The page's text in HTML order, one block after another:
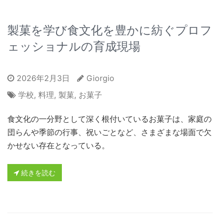
製菓を学び食文化を豊かに紡ぐプロフ
ェッショナルの育成現場
2026年2月3日
Giorgio
学校, 料理, 製菓, お菓子
食文化の一分野として深く根付いているお菓子は、家庭の
団らんや季節の行事、祝いごとなど、さまざまな場面で欠
かせない存在となっている。
続きを読む